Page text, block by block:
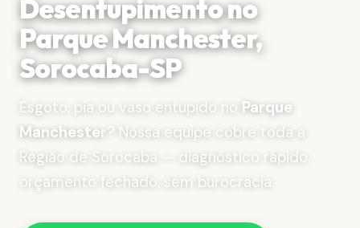
Desentupimento no
Parque Manchester,
Sorocaba-SP
Esgoto, pia ou vaso entupido no Parque
Manchester? Nossa equipe cobre toda a
Região de Sorocaba — diagnóstico rápido,
orçamento fechado, sem burocracia.